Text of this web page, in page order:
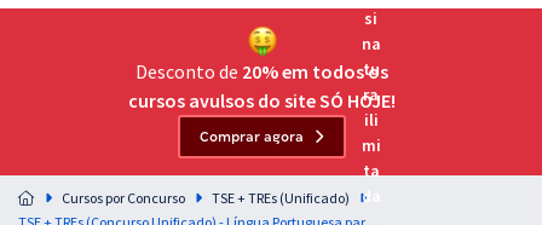
Assinatura OAB Até Passar
Acesso ilimitado a toda preparação para o Exame da
Residências Multiprofissionais
Preparação completa e intensiva para as principais
residências em saúde do Brasil
Desconto de 20% em todos os
cursos avulsos do site SÓ HOJE!
Comprar agora
Cursos por Concurso
TSE + TREs (Unificado)